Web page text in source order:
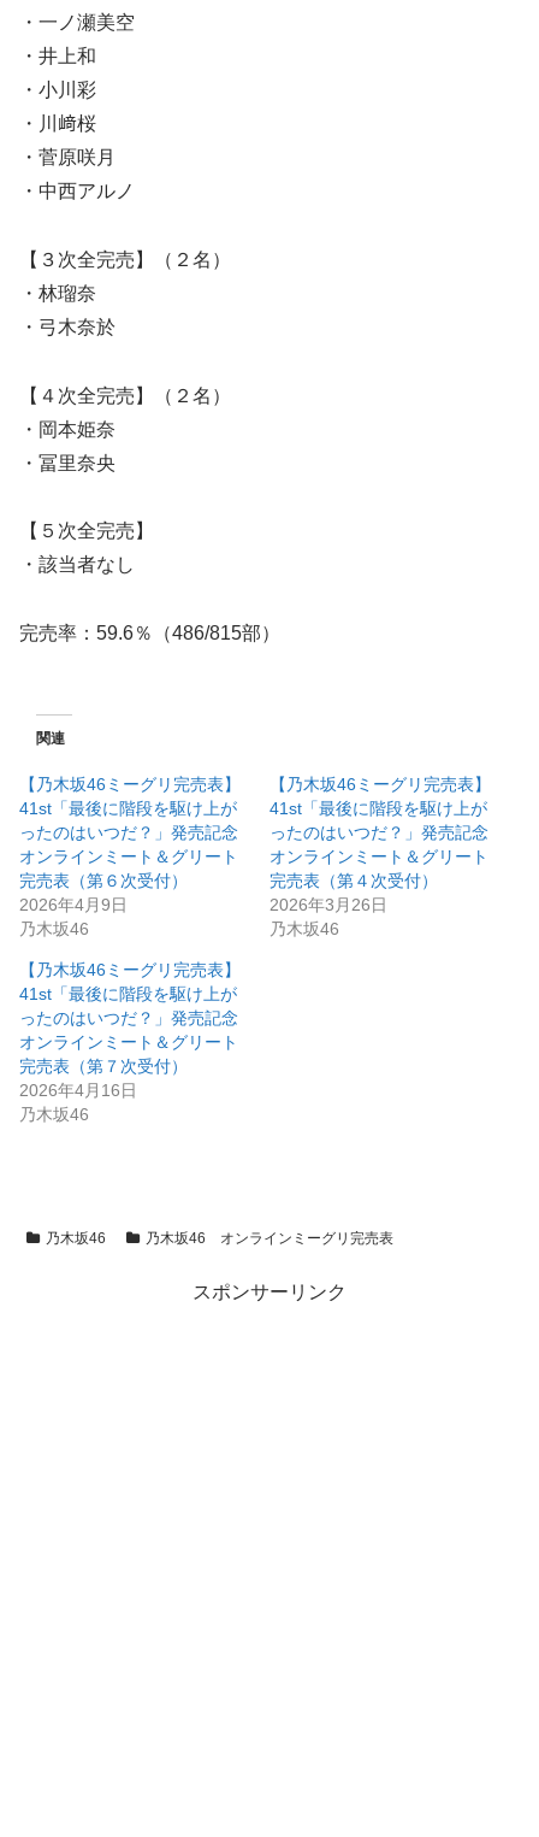
・一ノ瀬美空
・井上和
・小川彩
・川﨑桜
・菅原咲月
・中西アルノ
【３次全完売】（２名）
・林瑠奈
・弓木奈於
【４次全完売】（２名）
・岡本姫奈
・冨里奈央
【５次全完売】
・該当者なし
完売率：59.6％（486/815部）
関連
【乃木坂46ミーグリ完売表】
41st「最後に階段を駆け上が
ったのはいつだ？」発売記念
オンラインミート＆グリート
完売表（第６次受付）
2026年4月9日
乃木坂46
【乃木坂46ミーグリ完売表】
41st「最後に階段を駆け上が
ったのはいつだ？」発売記念
オンラインミート＆グリート
完売表（第４次受付）
2026年3月26日
乃木坂46
【乃木坂46ミーグリ完売表】
41st「最後に階段を駆け上が
ったのはいつだ？」発売記念
オンラインミート＆グリート
完売表（第７次受付）
2026年4月16日
乃木坂46
乃木坂46 乃木坂46 オンラインミーグリ完売表
スポンサーリンク